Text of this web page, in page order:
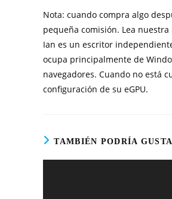
Nota: cuando compra algo
pequeña comisión. Lea
Ian es un escritor
ocupa principalmente de
navegadores. Cuando no está
configuración de su eGPU.
TAMBIÉN PODRÍA